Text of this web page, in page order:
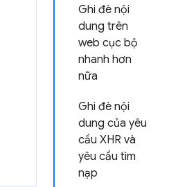
Ghi đè nội
dung trên
web cục bộ
nhanh hơn
nữa
Ghi đè nội
dung của yêu
cầu XHR và
yêu cầu tìm
nạp